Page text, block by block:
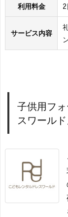
利用料金
サービス内容
子供用フ
スワールド